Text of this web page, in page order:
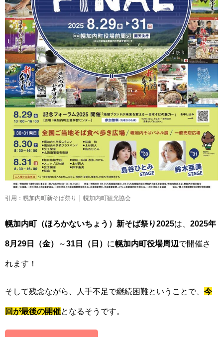
引用：幌加内町新そば祭り | 幌加内町観光協会
幌加内町（ほろかないちょう） 新そば祭り2025は、 2025年
8月29日 （金） ～31日（日） に幌加内町役場周辺 で開催さ
れます！
そして残念ながら、人手不足で継続困難ということで、 今
回が最後の開催となるそうです。